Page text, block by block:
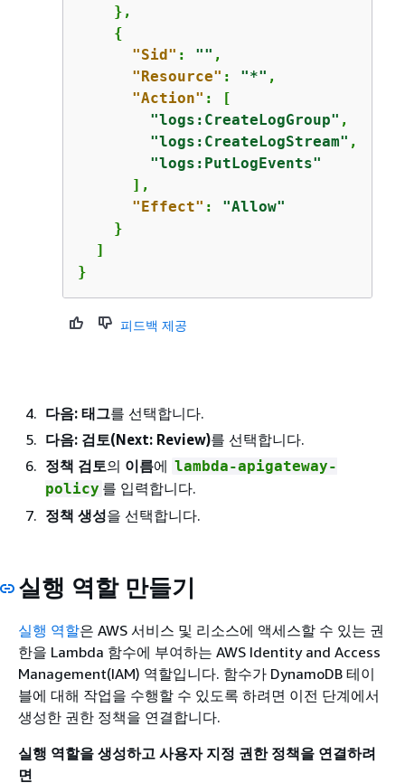
    },
{
"Sid" : "" ,
"Resource" : "*" ,
"Action" : [
"logs:CreateLogGroup" ,
"logs:CreateLogStream" ,
"logs:PutLogEvents"
      ],
"Effect" : "Allow"
    }
  ]
}
피드백 제공
다음: 태그를 선택합니다.
다음: 검토(Next: Review)를 선택합니다.
정책 검토의 이름에 lambda-apigateway-
policy 를 입력합니다.
정책 생성을 선택합니다.
실행 역할 만들기
실행 역할은 AWS 서비스 및 리소스에 액세스할 수 있는 권
한을 Lambda 함수에 부여하는 AWS Identity and Access
Management(IAM) 역할입니다. 함수가 DynamoDB 테이
블에 대해 작업을 수행할 수 있도록 하려면 이전 단계에서
생성한 권한 정책을 연결합니다.
실행 역할을 생성하고 사용자 지정 권한 정책을 연결하려
면